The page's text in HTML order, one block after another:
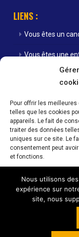
Pour offrir les
telles que les cookies
appareils. Le fait de
traiter des données
uniques sur ce site. Le
consentement peut
et fonctions.
LIENS :
Vous êtes un
Vous êtes une
Nos agences
Actualités
Contact
Mentions Légales
Horaires d’ouverture
Nous utilisons
expérience sur
site, nous